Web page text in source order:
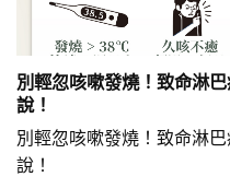
別輕忽咳嗽發燒！致命淋
說！
別輕忽咳嗽發燒！致命淋
說！